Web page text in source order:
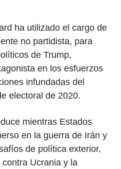
ha utilizado el cargo de
no partidista, para
de Trump,
en los esfuerzos
infundadas del
electoral de 2020.
mientras Estados
en la guerra de Irán y
de política exterior,
Ucrania y la